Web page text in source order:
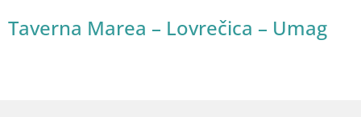
Taverna Marea – Lovrečica – Umag